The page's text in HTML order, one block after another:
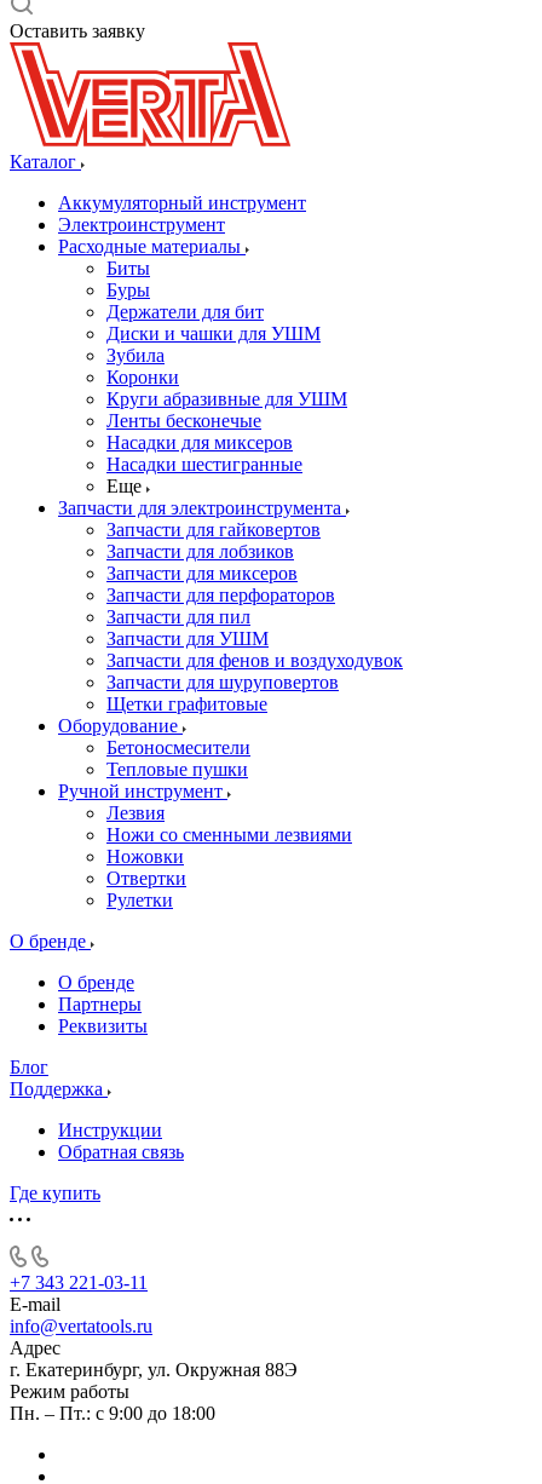
Оставить заявку
Каталог
Аккумуляторный инструмент
Электроинструмент
Расходные материалы
Биты
Буры
Держатели для бит
Диски и чашки для УШМ
Зубила
Коронки
Круги абразивные для УШМ
Ленты бесконечые
Насадки для миксеров
Насадки шестигранные
Еще
Запчасти для электроинструмента
Запчасти для гайковертов
Запчасти для лобзиков
Запчасти для миксеров
Запчасти для перфораторов
Запчасти для пил
Запчасти для УШМ
Запчасти для фенов и воздуходувок
Запчасти для шуруповертов
Щетки графитовые
Оборудование
Бетоносмесители
Тепловые пушки
Ручной инструмент
Лезвия
Ножи со сменными лезвиями
Ножовки
Отвертки
Рулетки
О бренде
О бренде
Партнеры
Реквизиты
Блог
Поддержка
Инструкции
Обратная связь
Где купить
+7 343 221-03-11
E-mail
info@vertatools.ru
Адрес
г. Екатеринбург, ул. Окружная 88Э
Режим работы
Пн. – Пт.: с 9:00 до 18:00